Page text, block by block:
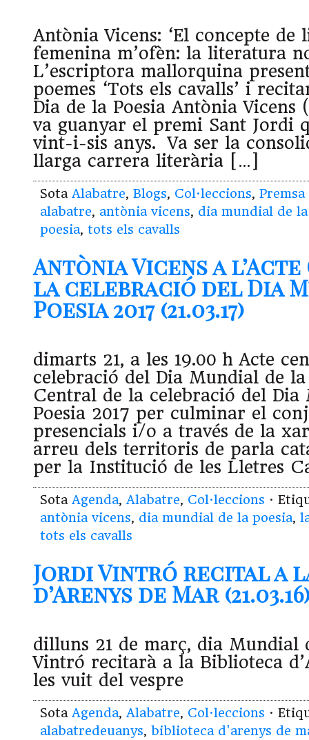
Antònia Vicens: ‘El concepte de
femenina m’ofèn: la literatura
L’escriptora mallorquina
poemes ‘Tots els cavalls’ i
Dia de la Poesia Antònia Vicens
va guanyar el premi Sant Jordi
vint-i-sis anys. Va ser la
llarga carrera literària […]
Sota Alabatre, Blogs, Col·leccions, Premsa
alabatre, antònia vicens, dia mundial de
poesia, tots els cavalls
Antònia Vicens a
la celebració del Dia
Poesia 2017 (21.03.17)
dimarts 21, a les 19.00 h Acte
celebració del Dia Mundial de la
Central de la celebració del Dia
Poesia 2017 per culminar el
presencials i/o a través de la
arreu dels territoris de parla
per la Institució de les Lletres
Sota Agenda, Alabatre, Col·leccions ·
antònia vicens, dia mundial de la poesia,
tots els cavalls
Jordi Vintró recital a
d’Arenys de Mar
dilluns 21 de març, dia Mundial
Vintró recitarà a la Biblioteca
les vuit del vespre
Sota Agenda, Alabatre, Col·leccions ·
alabatredeuanys, biblioteca d'arenys de